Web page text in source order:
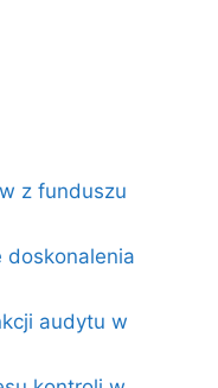
z funduszu
doskonalenia
audytu w